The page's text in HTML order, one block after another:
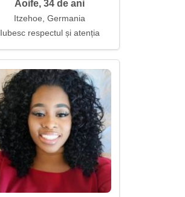
Aoife, 34 de ani
Itzehoe, Germania
Iubesc respectul și atenția